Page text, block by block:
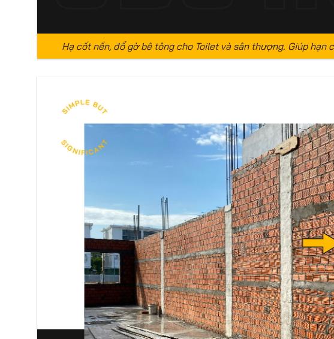
Hạ cốt nền, đổ gờ bê tông cho Toilet và sân thượng. Giúp